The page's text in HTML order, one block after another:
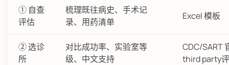
① 自查
评估
梳理既往病史、手术记
录、用药清单
Excel 模板
② 选诊
所
对比成功率、实验室等
级、中文支持
CDC/SART
third party